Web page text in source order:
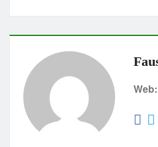
s
A
p
p
e
o
s
e
g
er
Web: